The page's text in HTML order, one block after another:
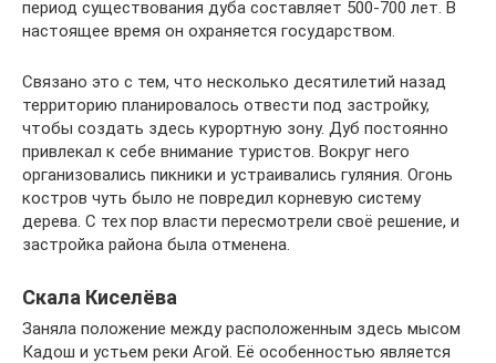
период существования дуба составляет 500-700 лет. В
настоящее время он охраняется государством.
Связано это с тем, что несколько десятилетий назад
территорию планировалось отвести под застройку,
чтобы создать здесь курортную зону. Дуб постоянно
привлекал к себе внимание туристов. Вокруг него
организовались пикники и устраивались гуляния. Огонь
костров чуть было не повредил корневую систему
дерева. С тех пор власти пересмотрели своё решение, и
застройка района была отменена.
Скала Киселёва
Заняла положение между расположенным здесь мысом
Кадош и устьем реки Агой. Её особенностью является